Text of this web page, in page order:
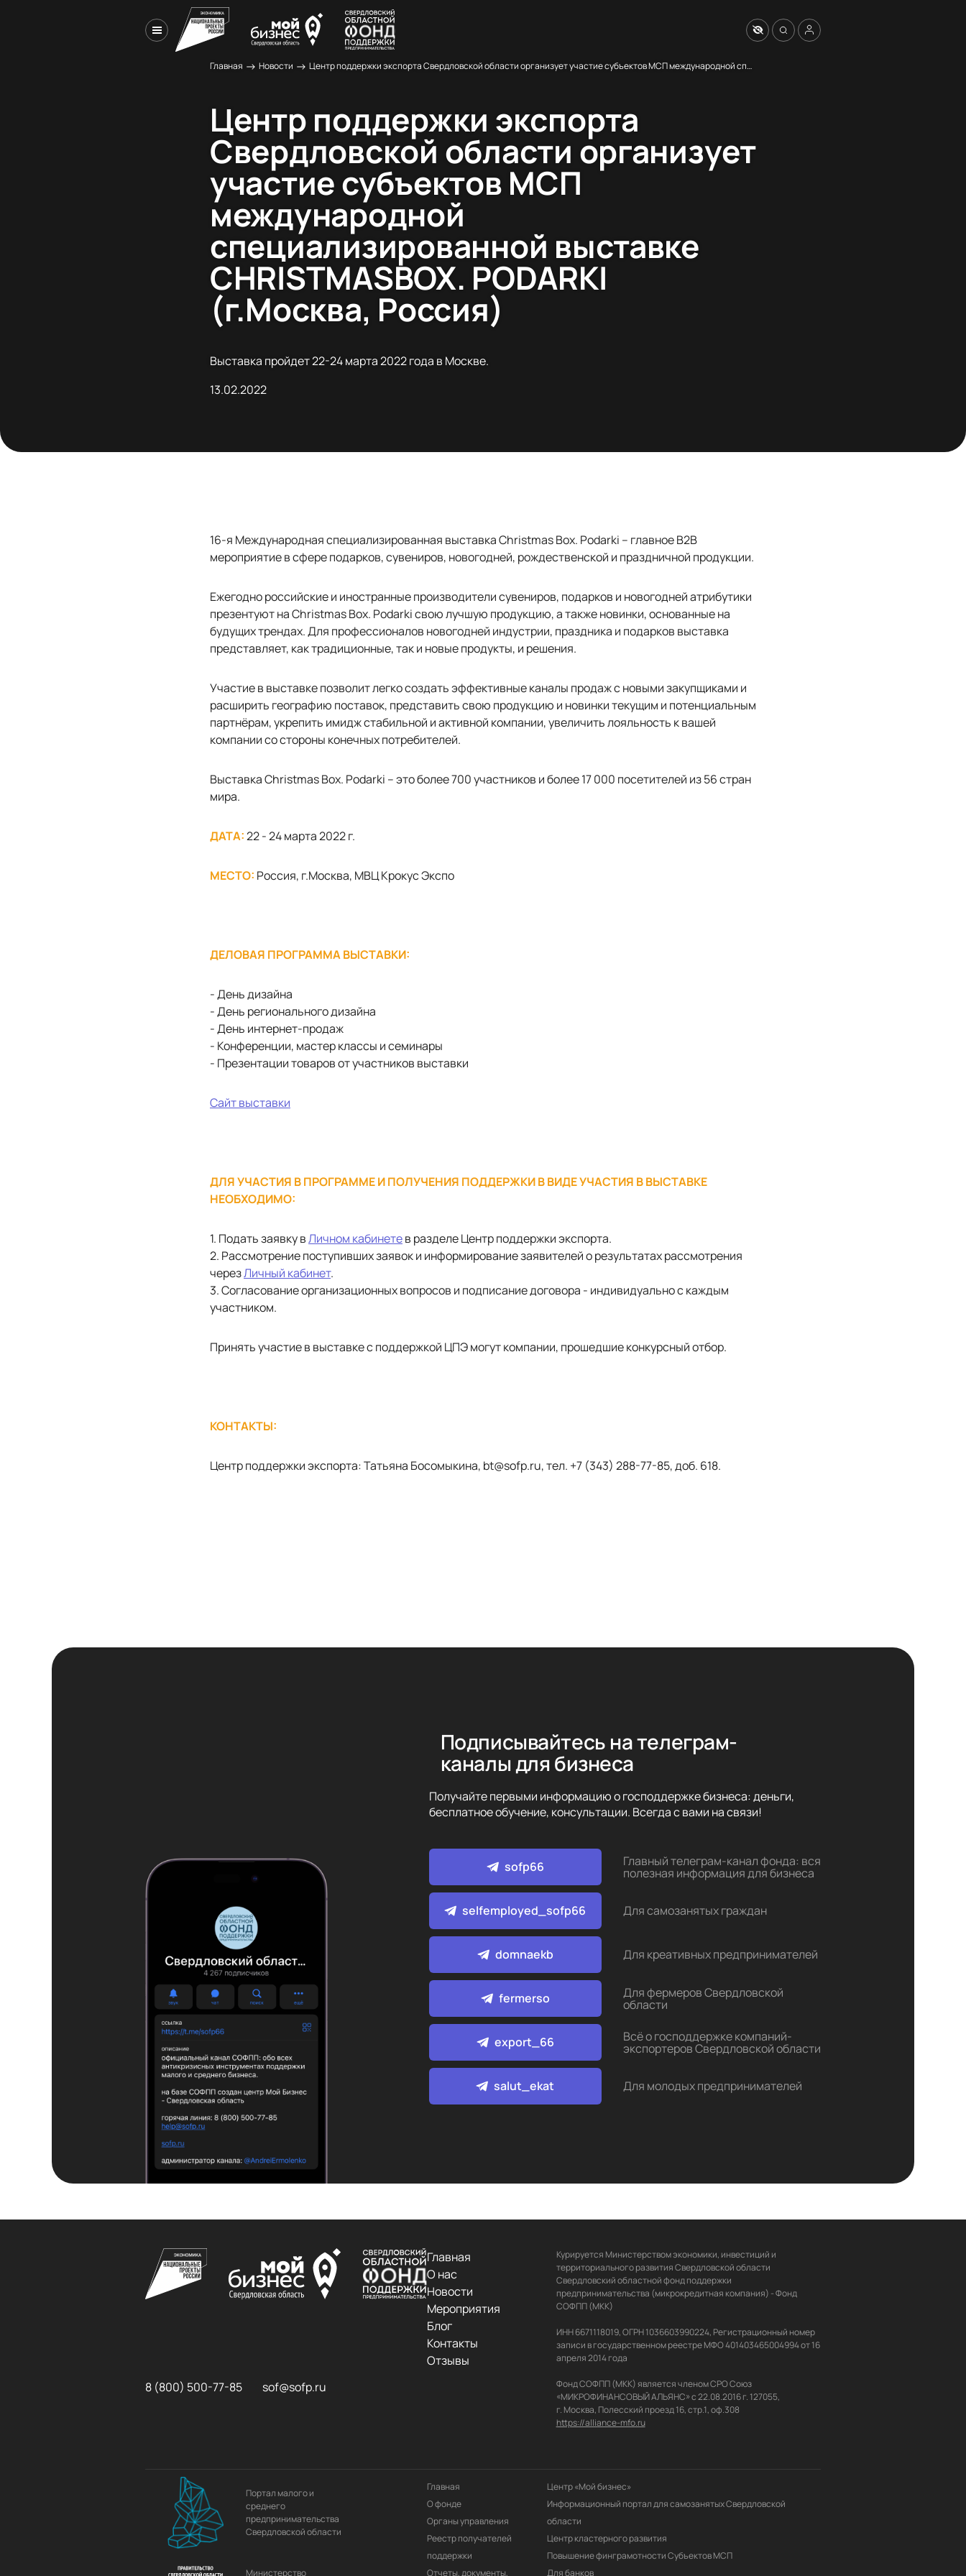
Главная → Новости → Центр поддержки экспорта Свердловской области организует участие субъектов МСП международной специализированной выставке CHRISTMASBOX. PODARKI (г.Москва, Россия)
Центр поддержки экспорта
Свердловской области организует
участие субъектов МСП
международной
специализированной выставке
CHRISTMASBOX. PODARKI
(г.Москва, Россия)
Выставка пройдет 22-24 марта 2022 года в Москве.
13.02.2022
16-я Международная специализированная выставка Christmas Box. Podarki – главное В2В
мероприятие в сфере подарков, сувениров, новогодней, рождественской и праздничной продукции.
Ежегодно российские и иностранные производители сувениров, подарков и новогодней атрибутики
презентуют на Christmas Box. Podarki свою лучшую продукцию, а также новинки, основанные на
будущих трендах. Для профессионалов новогодней индустрии, праздника и подарков выставка
представляет, как традиционные, так и новые продукты, и решения.
Участие в выставке позволит легко создать эффективные каналы продаж с новыми закупщиками и
расширить географию поставок, представить свою продукцию и новинки текущим и потенциальным
партнёрам, укрепить имидж стабильной и активной компании, увеличить лояльность к вашей
компании со стороны конечных потребителей.
Выставка Christmas Box. Podarki – это более 700 участников и более 17 000 посетителей из 56 стран
мира.
ДАТА:22 - 24 марта 2022 г.
МЕСТО: Россия, г.Москва, МВЦ Крокус Экспо
ДЕЛОВАЯ ПРОГРАММА ВЫСТАВКИ:
- День дизайна
- День регионального дизайна
- День интернет-продаж
- Конференции, мастер классы и семинары
- Презентации товаров от участников выставки
Сайт выставки
ДЛЯ УЧАСТИЯ В ПРОГРАММЕ И ПОЛУЧЕНИЯ ПОДДЕРЖКИ В ВИДЕ УЧАСТИЯ В ВЫСТАВКЕ
НЕОБХОДИМО:
1. Подать заявку вЛичном кабинетев разделе Центр поддержки экспорта.
2. Рассмотрение поступивших заявок и информирование заявителей о результатах рассмотрения
черезЛичный кабинет.
3. Согласование организационных вопросов и подписание договора - индивидуально с каждым
участником.
Принять участие в выставке с поддержкой ЦПЭ могут компании, прошедшие конкурсный отбор.
КОНТАКТЫ:
Центр поддержки экспорта: Татьяна Босомыкина, bt@sofp.ru, тел. +7 (343) 288-77-85, доб. 618.
Подписывайтесь на телеграм-
каналы для бизнеса
Получайте первыми информацию о господдержке бизнеса: деньги,
бесплатное обучение, консультации. Всегда с вами на связи!
sofp66 Главный телеграм-канал фонда: вся
полезная информация для бизнеса
selfemployed_sofp66 Для самозанятых граждан
domnaekb Для креативных предпринимателей
fermerso Для фермеров Свердловской
области
export_66 Всё о господдержке компаний-
экспортеров Свердловской области
salut_ekat Для молодых предпринимателей
8 (800) 500-77-85 sof@sofp.ru
Главная
О нас
Новости
Мероприятия
Блог
Контакты
Отзывы
Курируется Министерством экономики, инвестиций и
территориального развития Свердловской области
Свердловский областной фонд поддержки
предпринимательства (микрокредитная компания) - Фонд
СОФПП (МКК)
ИНН 6671118019, ОГРН 1036603990224, Регистрационный номер
записи в государственном реестре МФО 401403465004994 от 16
апреля 2014 года
Фонд СОФПП (МКК) является членом СРО Союз
«МИКРОФИНАНСОВЫЙ АЛЬЯНС» с 22.08.2016 г. 127055,
г. Москва, Полесский проезд 16, стр.1, оф.308
https://alliance-mfo.ru
Портал малого и
среднего
предпринимательства
Свердловской области
Министерство
Главная
О фонде
Органы управления
Реестр получателей
поддержки
Отчеты, документы,
Центр «Мой бизнес»
Информационный портал для самозанятых Свердловской
области
Центр кластерного развития
Повышение финграмотности Субъектов МСП
Для банков